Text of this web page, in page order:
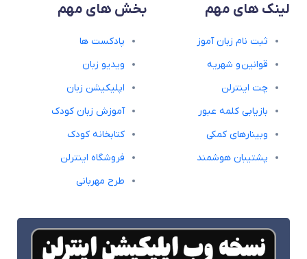
لینک های مهم
ثبت نام زبان آموز
قوانین و شهریه
چت اینترلن
بازیابی کلمه عبور
وبینارهای کمکی
پشتیبان هوشمند
بخش های مهم
پادکست ها
ویدیو زبان
اپلیکیشن زبان
آموزش زبان کودک
کتابخانه کودک
فروشگاه اینترلن
طرح مهربانی